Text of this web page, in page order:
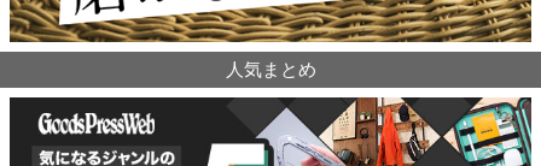
人気まとめ